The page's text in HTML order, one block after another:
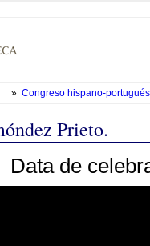
» Congreso hispano-
Prieto.
Data de